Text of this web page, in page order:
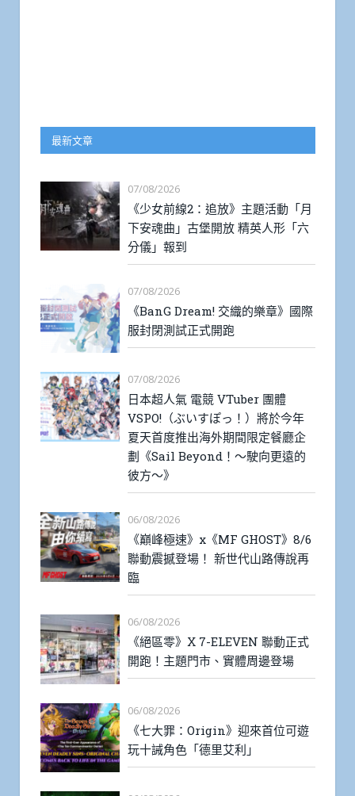
最新文章
07/08/2026
《少女前線2：追放》主題活動「月
下安魂曲」古堡開放 精英人形「六
分儀」報到
07/08/2026
《BanG Dream! 交織的樂章》國際
服封閉測試正式開跑
07/08/2026
日本超人氣 電競 VTuber 團體
VSPO!（ぶいすぽっ！）將於今年
夏天首度推出海外期間限定餐廳企
劃《Sail Beyond！～駛向更遠的
彼方～》
06/08/2026
《巔峰極速》x《MF GHOST》8/6
聯動震撼登場！ 新世代山路傳說再
臨
06/08/2026
《絕區零》X 7-ELEVEN 聯動正式
開跑！主題門市、實體周邊登場
06/08/2026
《七大罪：Origin》迎來首位可遊
玩十誡角色「德里艾利」